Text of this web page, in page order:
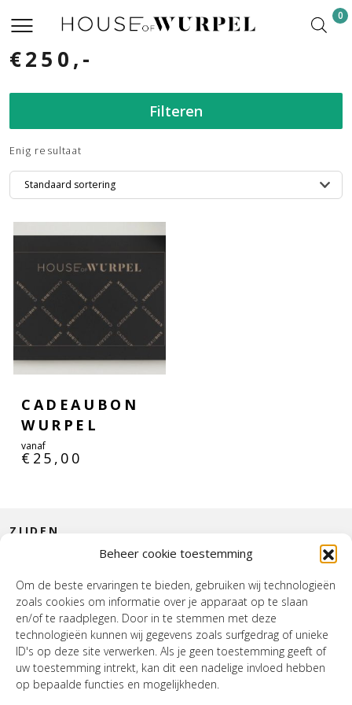
Beheer cookie toestemming
Om de beste ervaringen te bieden, gebruiken wij technologieën
zoals cookies om informatie over je apparaat op te slaan
en/of te raadplegen. Door in te stemmen met deze
technologieën kunnen wij gegevens zoals surfgedrag of unieke
ID's op deze site verwerken. Als je geen toestemming geeft of
uw toestemming intrekt, kan dit een nadelige invloed hebben
op bepaalde functies en mogelijkheden.
0
€250,-
Filteren
Enig resultaat
CADEAUBON
WURPEL
vanaf
€ 25,00
HOUSE OF WURPEL
OPENINGSTIJDEN
ZIJDEN
INTERIEUR